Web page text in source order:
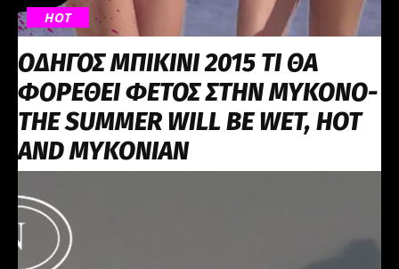
HOT
ΟΔΗΓΟΣ ΜΠΙΚΙΝΙ 2015 ΤΙ ΘΑ
ΦΟΡΕΘΕΙ ΦΕΤΟΣ ΣΤΗΝ ΜΥΚΟΝΟ-
THE SUMMER WILL BE WET, HOT
AND MYKONIAN